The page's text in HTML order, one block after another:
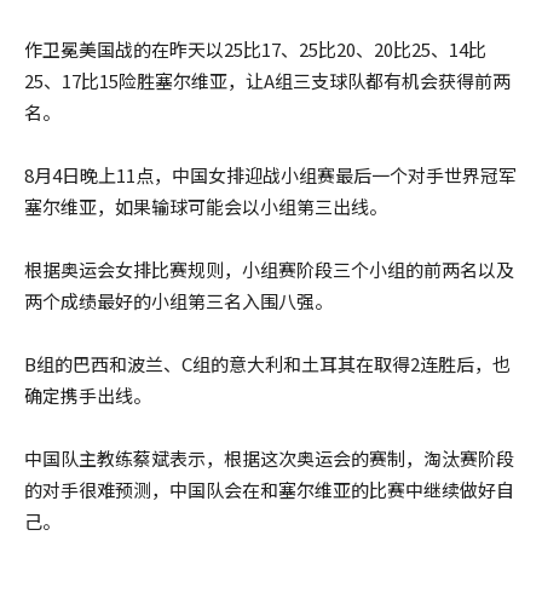
作卫冕美国战的在昨天以25比17、25比20、20比25、14比
25、17比15险胜塞尔维亚，让A组三支球队都有机会获得前两
名。
8月4日晚上11点，中国女排迎战小组赛最后一个对手世界冠军
塞尔维亚，如果输球可能会以小组第三出线。
根据奥运会女排比赛规则，小组赛阶段三个小组的前两名以及
两个成绩最好的小组第三名入围八强。
B组的巴西和波兰、C组的意大利和土耳其在取得2连胜后，也
确定携手出线。
中国队主教练蔡斌表示，根据这次奥运会的赛制，淘汰赛阶段
的对手很难预测，中国队会在和塞尔维亚的比赛中继续做好自
己。